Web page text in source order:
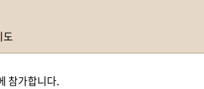
도
참가합니다.